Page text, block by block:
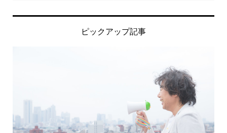
ピックアップ記事